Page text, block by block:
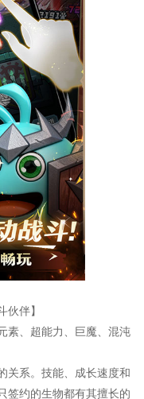
伙伴】
素、超能力、巨魔、混沌
关系。技能、成长速度和
签约的生物都有其擅长的